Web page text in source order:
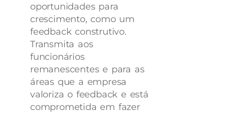
oportunidades para
crescimento, como um
feedback construtivo.
Transmita aos
funcionários
remanescentes e para as
áreas que a empresa
valoriza o feedback e está
comprometida em fazer